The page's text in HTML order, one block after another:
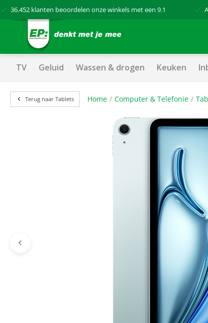
36.452 klanten beoordelen onze winkels met een 9.1
TV Geluid Wassen & drogen Keuken
Terug naar Tablets Home Computer & Telefonie